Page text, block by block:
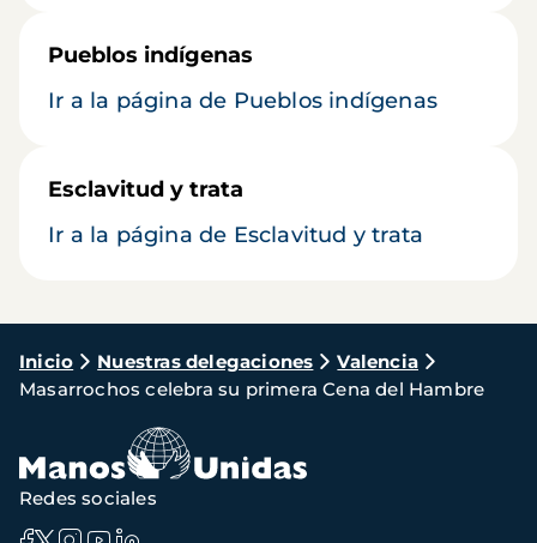
Pueblos indígenas
Ir a la página de Pueblos indígenas
Esclavitud y trata
Ir a la página de Esclavitud y trata
Ruta
de
navegación
Inicio Nuestras delegaciones
Valencia
Masarrochos celebra su primera Cena del Hambre
Redes sociales